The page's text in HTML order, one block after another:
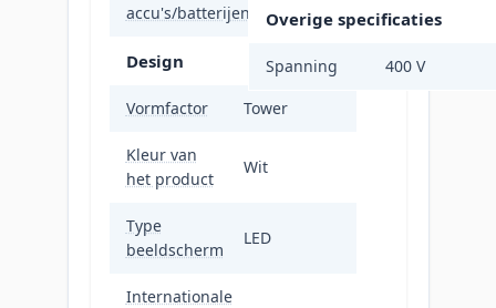
accu's/batterijen
Design
Vormfactor Tower
Kleur van
het product
Wit
Type
beeldscherm
LED
Internationale
Overige specificaties
Spanning 400 V